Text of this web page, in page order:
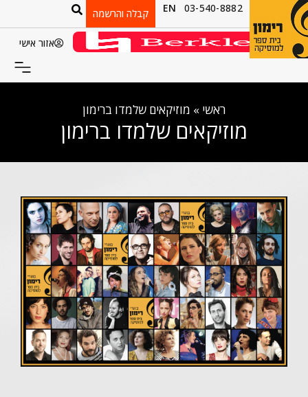
03-540-8882
EN קבלה והרשמה
אזור אישי
ראשי » מוזיקאים שלמדו ברימון
מוזיקאים שלמדו ברימון